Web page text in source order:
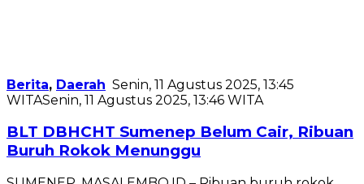
Berita, Daerah Senin, 11 Agustus 2025, 13:45
WITASenin, 11 Agustus 2025, 13:46 WITA
BLT DBHCHT Sumenep Belum Cair, Ribuan
Buruh Rokok Menunggu